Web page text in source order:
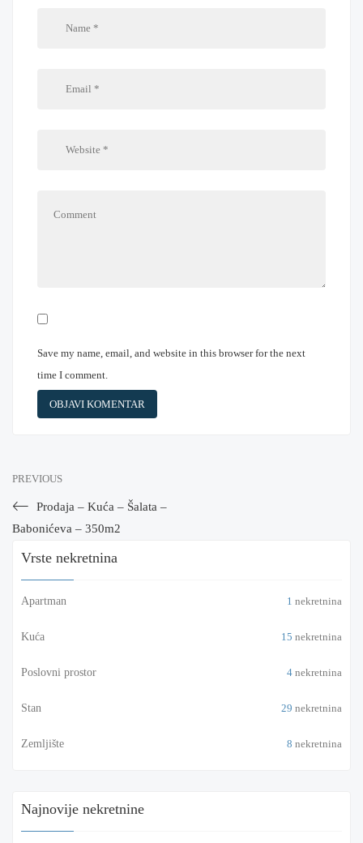
Save my name, email, and website in this browser for the next
time I comment.
PREVIOUS
Prodaja – Kuća – Šalata –
Babonićeva – 350m2
Vrste nekretnina
Apartman 1 nekretnina
Kuća 15 nekretnina
Poslovni prostor 4 nekretnina
Stan 29 nekretnina
Zemljište 8 nekretnina
Najnovije nekretnine